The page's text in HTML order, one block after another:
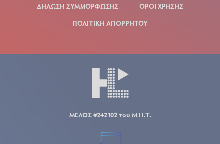
ΔΗΛΩΣΗ ΣΥΜΜΟΡΦΩΣΗΣ
ΟΡΟΙ ΧΡΗΣΗΣ
ΠΟΛΙΤΙΚΗ ΑΠΟΡΡΗΤΟΥ
ΜΕΛΟΣ #242102 του Μ.Η.Τ.